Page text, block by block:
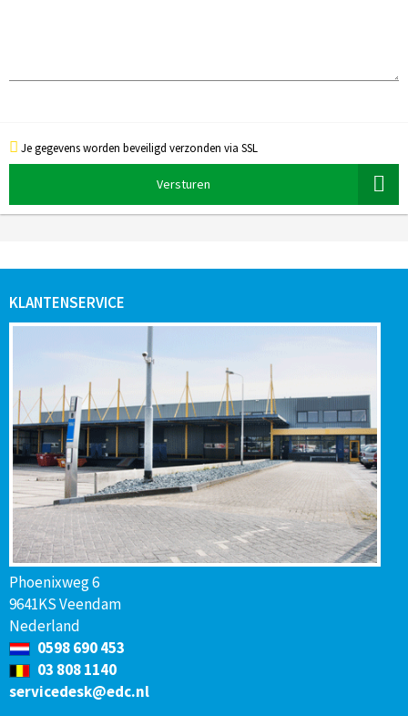
Je gegevens worden beveiligd verzonden via SSL
Versturen
KLANTENSERVICE
Phoenixweg 6
9641KS Veendam
Nederland
0598 690 453
03 808 1140
servicedesk@edc.nl